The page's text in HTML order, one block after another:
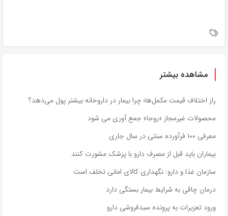
مشاهده بیشتر
راز اختلاف قیمت مکمل‌ها؛ چرا بیمار در داروخانه بیشتر پول می‌دهد؟
محصولات غیرمجاز «روجا» جمع آوری می شود
معرفی ۱۰۰ فرآورده سنتی در سال جاری
بیماران باید قبل از مصرف دارو با پزشک مشورت کنند
سازمان غذا و دارو: نگهداری کالای امانی تخلف است
درمان چاقی به شرایط بیمار بستگی دارد
ورود تعزیرات به پرونده سبدفروشی دارو